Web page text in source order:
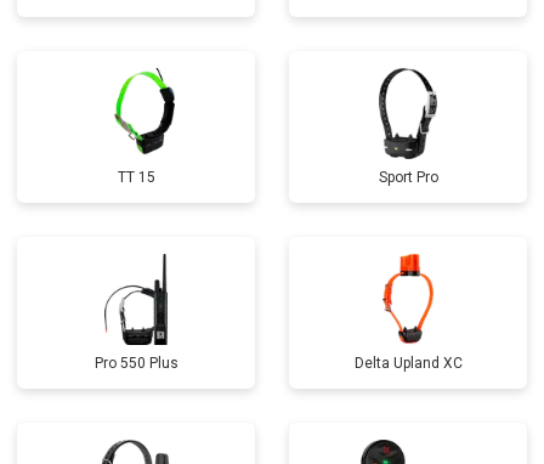
TT 15 Sport Pro
Pro 550 Plus Delta Upland XC